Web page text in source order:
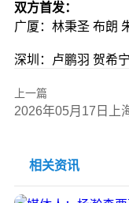
双方首发：
广厦：林秉圣 布朗
深圳：卢鹏羽 贺希
上一篇
2026年05月17日上海VS北京全场比赛
相关资讯